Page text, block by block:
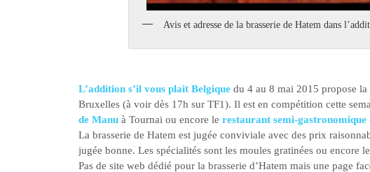
Avis et adresse de la brasserie de Hatem dans
L’addition s’il vous plait Belgique du 4 au 8 mai 2015 propose la
Bruxelles (à voir dès 17h sur TF1). Il est en compétition cette
de Manu à Tournai ou encore le restaurant semi-gastronomique
La brasserie de Hatem est jugée conviviale avec des prix
jugée bonne. Les spécialités sont les moules gratinées ou encore
Pas de site web dédié pour la brasserie d’Hatem mais une page